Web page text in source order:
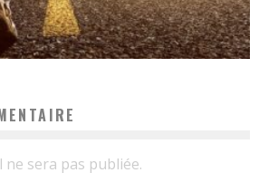
sera pas publiée.